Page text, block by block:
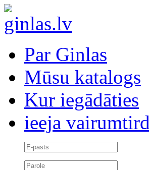
Par Ginlas
Mūsu katalogs
Kur iegādāties
ieeja